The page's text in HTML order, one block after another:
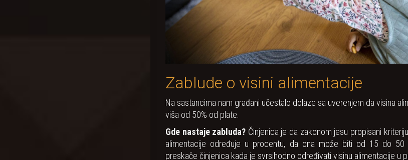
Zablude o visini alimentacije
Na sastancima nam građani učestalo dolaze sa uverenjem da visina
viša od 50% od plate.
Gde nastaje zabluda? Činjenica je da zakonom jesu propisani
alimentacije određuje u procentu, da ona može biti od 15 do 50
preskače činjenica kada je svrsihodno određivati visinu alimentacije u